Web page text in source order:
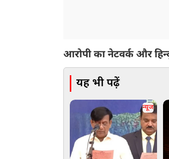
आरोपी का नेटवर्क और
यह भी पढ़ें
न्यूज